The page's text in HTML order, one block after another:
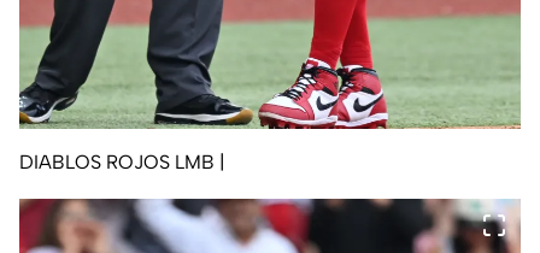
DIABLOS ROJOS LMB